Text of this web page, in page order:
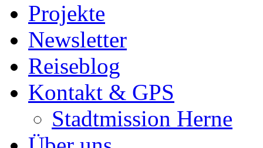
Projekte
Newsletter
Reiseblog
Kontakt & GPS
Stadtmission Herne